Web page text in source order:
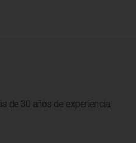
de 30 años de experiencia.